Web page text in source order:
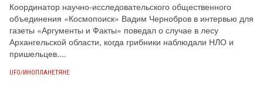
Координатор научно-исследовательского общественного
объединения «Космопоиск» Вадим Чернобров в интервью для
газеты «Аргументы и Факты» поведал о случае в лесу
Архангельской области, когда грибники наблюдали НЛО и
пришельцев....
UFO/ИНОПЛАНЕТЯНЕ